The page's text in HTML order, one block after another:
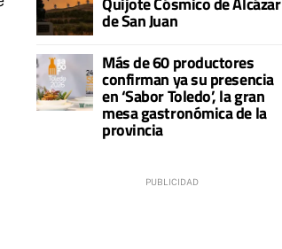
de San Juan
Más de 60 productores
confirman ya su presencia
en ‘Sabor Toledo’, la gran
mesa gastronómica de la
provincia